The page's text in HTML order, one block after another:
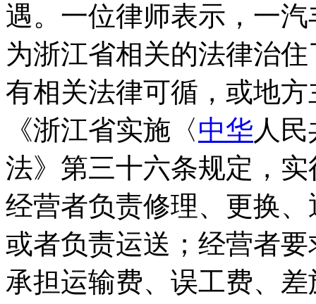
遇。一位律师表示，一
为浙江省相关的法律治
有相关法律可循，或地
《浙江省实施〈中华人
法》第三十六条规定，
经营者负责修理、更换
或者负责运送；经营者
承担运输费、误工费、